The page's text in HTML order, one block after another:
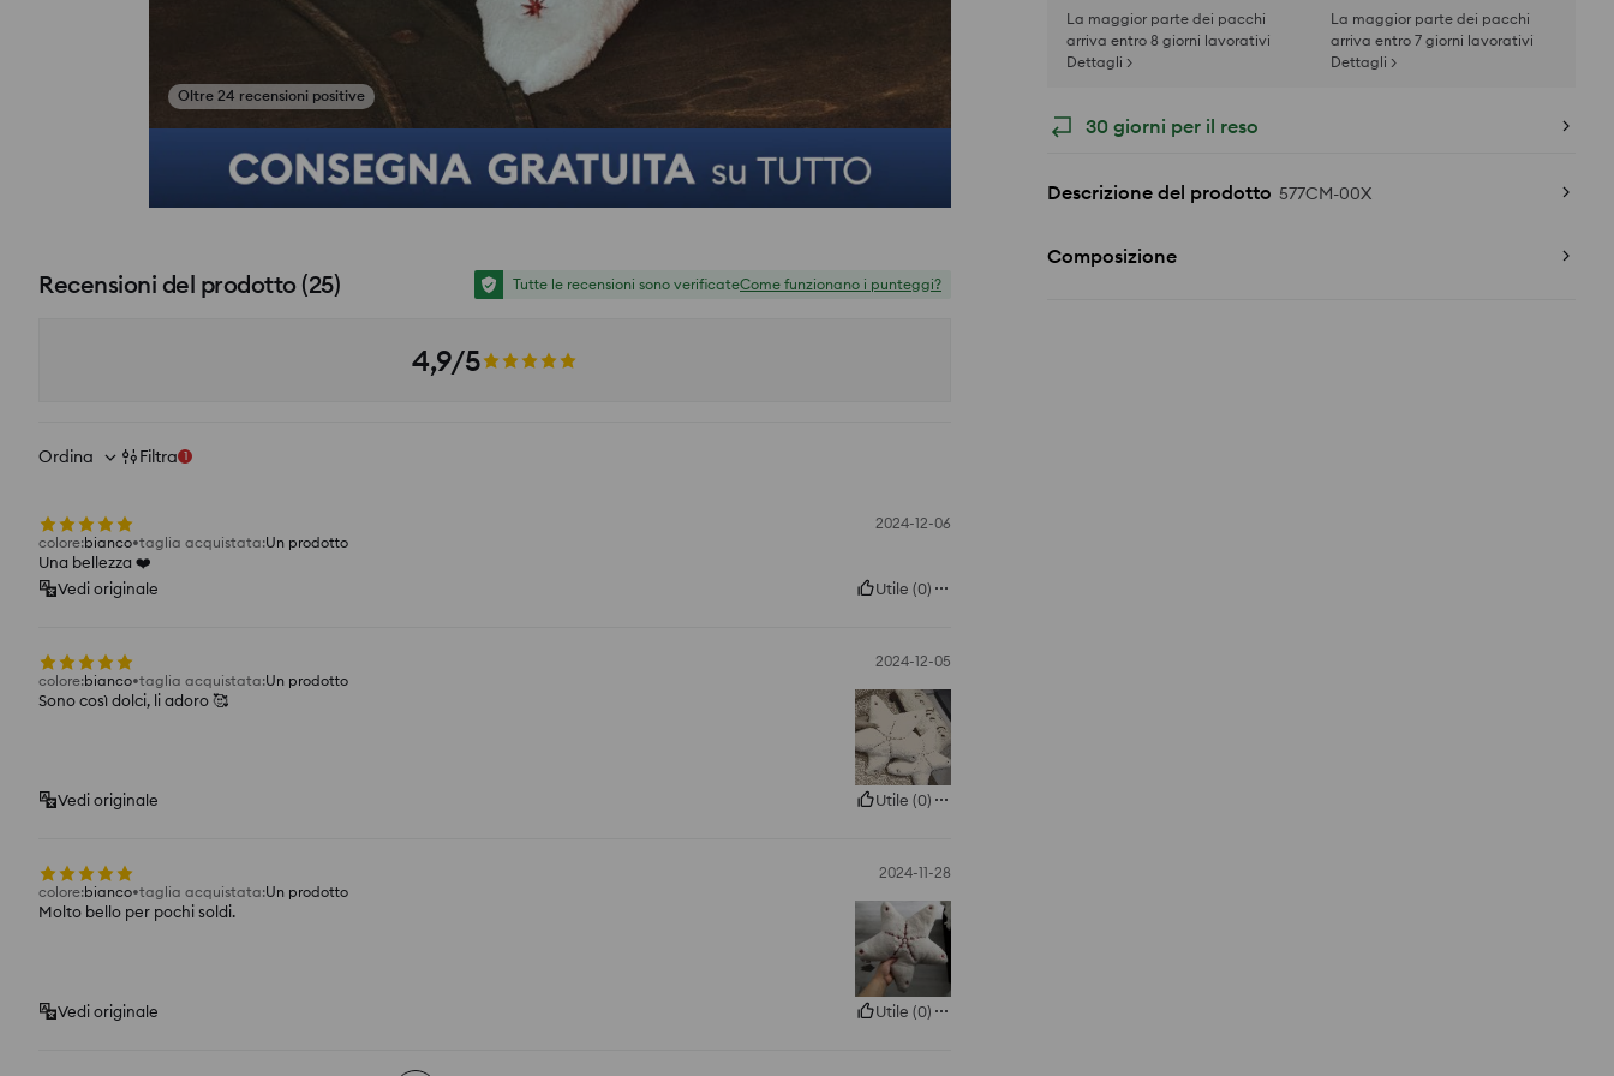
La maggior parte dei pacchi
arriva entro 8 giorni lavorativi
Dettagli >
La maggior parte dei pacchi
arriva entro 7 giorni lavorativi
Dettagli >
30 giorni per il reso
Descrizione del prodotto 577CM-00X
Composizione
si_productpage_user_photos_button_title
Recensioni del prodotto(25) Tutte le recensioni sono verificateCome funzionano i punteggi?
4,9/5
Ordina Filtra 1
2024-12-06
colore:bianco taglia acquistata:Un prodotto
Una bellezza ❤️
Vedi originale
Utile (0)
2024-12-05
colore:bianco taglia acquistata:Un prodotto
Sono così dolci, li adoro 🥰
Vedi originale Utile (0)
2024-11-28
colore:bianco taglia acquistata:Un prodotto
Molto bello per pochi soldi.
Vedi originale Utile (0)